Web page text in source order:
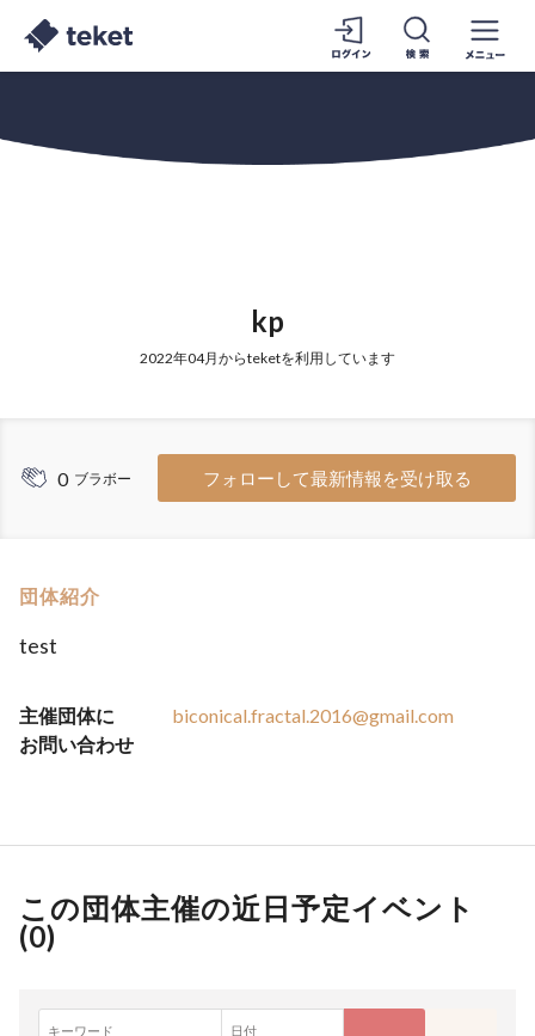
kp
2022年04月からteketを利用しています
0 ブラボー フォローして最新情報を受け取る
団体紹介
test
主催団体に
お問い合わせ
biconical.fractal.2016@gmail.com
この団体主催の近日予定イベント
(0)
キーワード 日付